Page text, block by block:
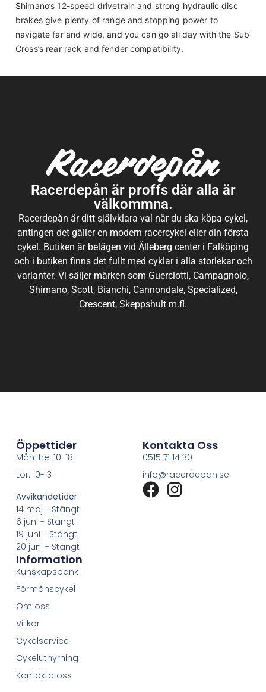
Shimano’s 12-speed drivetrain and strong hydraulic disc
brakes give plenty of range and stopping power to
navigate far and wide, and you can go all day with the Sub
Cross’s rear rack and fender compatibility.
Racerdepån är proffs där alla är
välkommna.
Racerdepån är ditt självklara val när du ska köpa cykel,
antingen det gäller en modern racercykel eller din första
cykel. Butiken är belägen vid Ålleberg center i Falköping
och i butiken finns det fullt med cyklar i alla storlekar och
varianter. Vi säljer märken som Guerciotti, Campagnolo,
Shimano, Scott, Bianchi, Cannondale, Specialized,
Crescent, Skeppshult m.fl.
Öppettider
Mån-fre: 10-18
Lör: 10-13
Avvikandetider
14 maj - Stängt
6 juni - Stängt
19 juni - Stängt
20 juni - Stängt
Kontakta Oss
0515 71 14 30
info@racerdepan.se
Information
Kunskapsbank
Förmånscykel
Om oss
Villkor
Cykelservice
Cykeluthyrning
Kontakta oss